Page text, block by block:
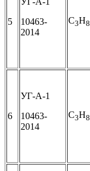
5
10463-
2014
C3H8
6
УГ-А-1
10463-
2014
C3H8